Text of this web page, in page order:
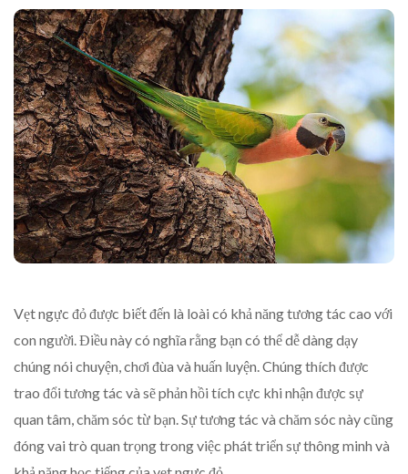
Vẹt ngực đỏ được biết đến là loài có khả năng tương tác cao với
con người. Điều này có nghĩa rằng bạn có thể dễ dàng dạy
chúng nói chuyện, chơi đùa và huấn luyện. Chúng thích được
trao đổi tương tác và sẽ phản hồi tích cực khi nhận được sự
quan tâm, chăm sóc từ bạn. Sự tương tác và chăm sóc này cũng
đóng vai trò quan trọng trong việc phát triển sự thông minh và